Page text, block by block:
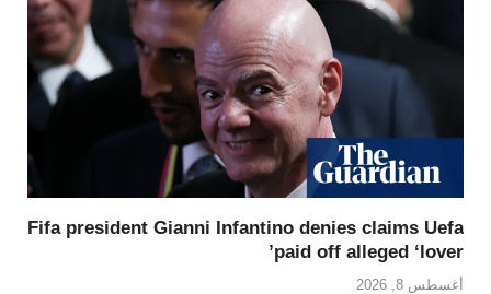
Fifa president Gianni Infantino denies claims Uefa
paid off alleged ‘lover’
أغسطس 8, 2026